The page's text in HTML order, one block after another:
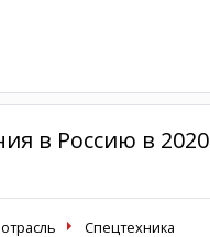
в Россию в 2020
Спецтехника